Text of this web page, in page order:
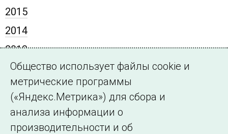
2015
2014
2013
2012
2011
2010
2009
Общество использует файлы cookie и
метрические программы
(«Яндекс.Метрика») для сбора и
анализа информации о
производительности и об